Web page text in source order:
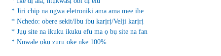
* Jiri chip na ngwa eletrọniki ama ama mee ihe
* Nchedo: obere sekit/Ibu ibu karịrị/Velji karịrị
* Jụụ site na ikuku ikuku efu ma ọ bụ site na fan
* Nnwale ọkụ zuru oke nke 100%